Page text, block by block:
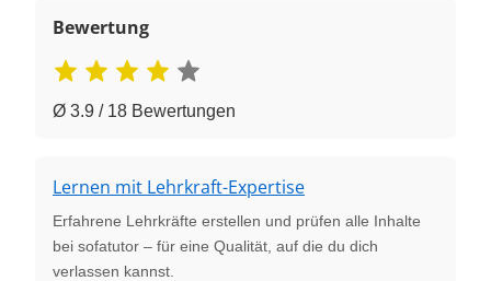
Bewertung
Ø 3.9 / 18 Bewertungen
Lernen mit Lehrkraft-Expertise
Erfahrene Lehrkräfte erstellen und prüfen alle Inhalte
bei sofatutor – für eine Qualität, auf die du dich
verlassen kannst.